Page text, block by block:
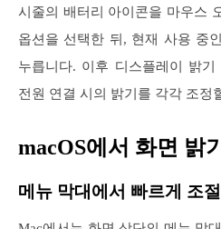
시줄의 배터리 아이콘을 마우스
옵션을 선택한 뒤, 현재 사용 중
누릅니다. 이후 디스플레이 밝
전원 연결 시의 밝기를 각각 조정
macOS에서 화면 밝
메뉴 막대에서 빠르게 조절